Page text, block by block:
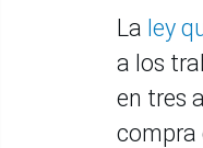
La ley
a los
en tres
compra